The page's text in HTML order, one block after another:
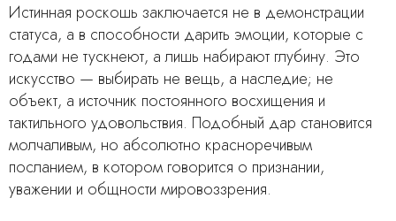
Истинная роскошь заключается не в демонстрации
статуса, а в способности дарить эмоции, которые с
годами не тускнеют, а лишь набирают глубину. Это
искусство — выбирать не вещь, а наследие; не
объект, а источник постоянного восхищения и
тактильного удовольствия. Подобный дар становится
молчаливым, но абсолютно красноречивым
посланием, в котором говорится о признании,
уважении и общности мировоззрения.